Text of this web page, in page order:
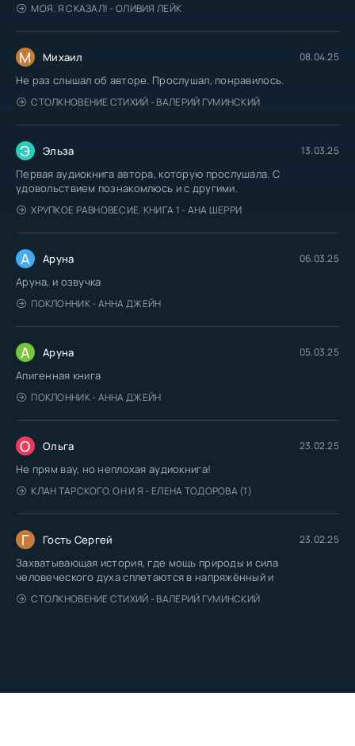
МОЯ. Я СКАЗАЛ! - ОЛИВИЯ ЛЕЙК
М Михаил 08.04.25
Не раз слышал об авторе. Прослушал, понравилось.
СТОЛКНОВЕНИЕ СТИХИЙ - ВАЛЕРИЙ ГУМИНСКИЙ
Э Эльза 13.03.25
Первая аудиокнига автора, которую прослушала. С
удовольствием познакомлюсь и с другими.
ХРУПКОЕ РАВНОВЕСИЕ. КНИГА 1 - АНА ШЕРРИ
А Аруна 06.03.25
Аруна, и озвучка
ПОКЛОННИК - АННА ДЖЕЙН
А Аруна 05.03.25
Апигенная книга
ПОКЛОННИК - АННА ДЖЕЙН
О Ольга 23.02.25
Не прям вау, но неплохая аудиокнига!
КЛАН ТАРСКОГО. ОН И Я - ЕЛЕНА ТОДОРОВА (1)
Г Гость Сергей 23.02.25
Захватывающая история, где мощь природы и сила
человеческого духа сплетаются в напряжённый и
СТОЛКНОВЕНИЕ СТИХИЙ - ВАЛЕРИЙ ГУМИНСКИЙ